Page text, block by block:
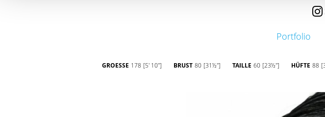
Portfolio
GROESSE 178 [5' 10''] BRUST 80 [31½''] TAILLE 60 [23½''] HÜFTE 88